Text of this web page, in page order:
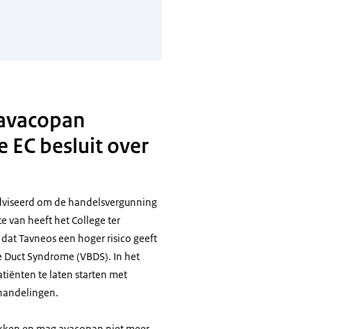
besluit over
om de handelsvergunning
van heeft het College ter
Tavneos een hoger risico geeft
Syndrome (VBDS). In het
te laten starten met